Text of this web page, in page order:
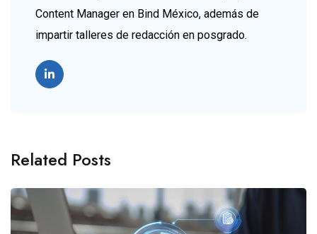
Content Manager en Bind México, además de
impartir talleres de redacción en posgrado.
Related Posts